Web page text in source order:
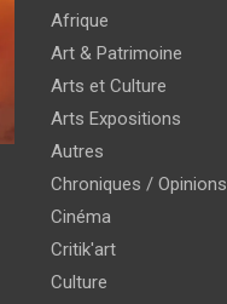
Afrique
Art & Patrimoine
Arts et Culture
Arts Expositions
Autres
Chroniques / Opinions
Cinéma
Critik'art
Culture